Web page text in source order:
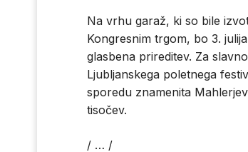
Na vrhu garaž, ki so bile
Kongresnim trgom, bo 3.
glasbena prireditev. Za
Ljubljanskega poletnega
sporedu znamenita
tisočev.
/ … /